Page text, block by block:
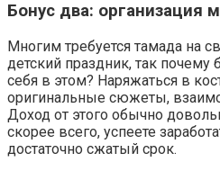
Бонус два: организация
Многим требуется тамада на
детский праздник, так
себя в этом? Наряжаться в
оригинальные сюжеты,
Доход от этого обычно
скорее всего, успеете
достаточно сжатый срок.